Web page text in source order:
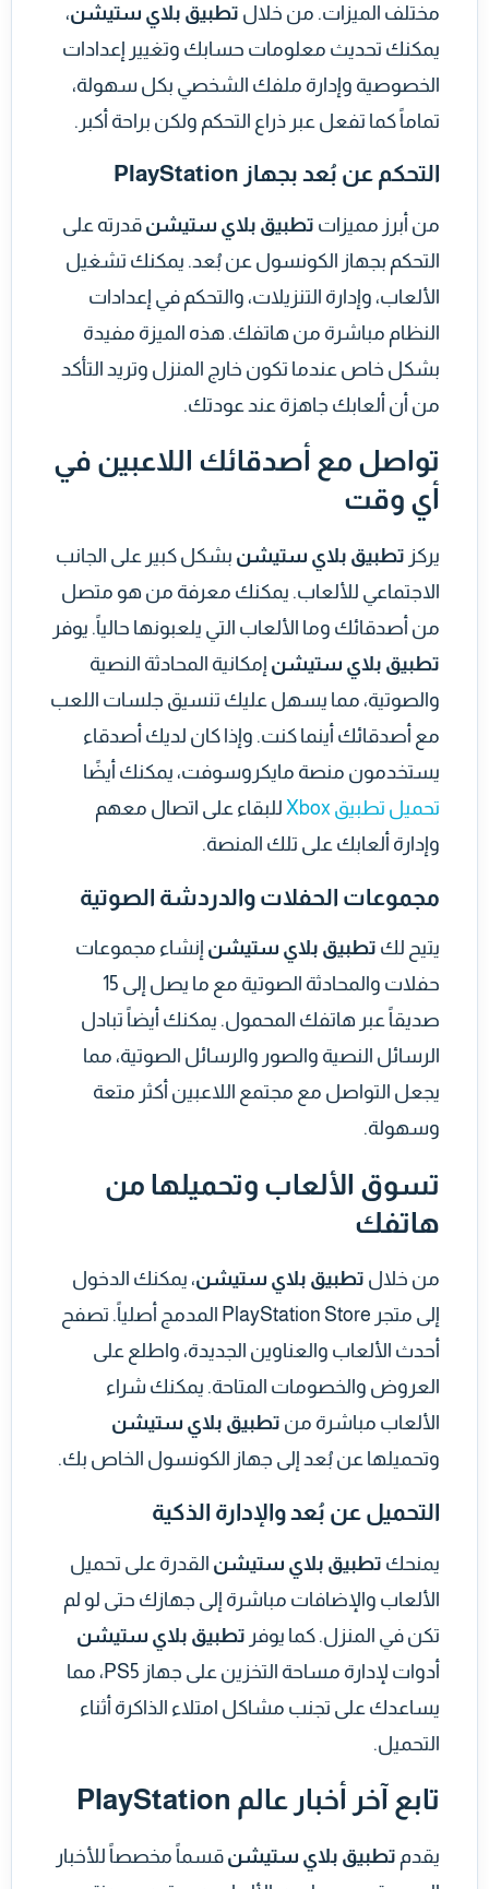
مختلف الميزات. من خلال تطبيق بلاي ستيشن،
يمكنك تحديث معلومات حسابك وتغيير إعدادات
الخصوصية وإدارة ملفك الشخصي بكل سهولة،
تماماً كما تفعل عبر ذراع التحكم ولكن براحة أكبر.
التحكم عن بُعد بجهاز PlayStation
من أبرز مميزات تطبيق بلاي ستيشن قدرته على
التحكم بجهاز الكونسول عن بُعد. يمكنك تشغيل
الألعاب، وإدارة التنزيلات، والتحكم في إعدادات
النظام مباشرة من هاتفك. هذه الميزة مفيدة
بشكل خاص عندما تكون خارج المنزل وتريد التأكد
من أن ألعابك جاهزة عند عودتك.
تواصل مع أصدقائك اللاعبين في
أي وقت
يركز تطبيق بلاي ستيشن بشكل كبير على الجانب
الاجتماعي للألعاب. يمكنك معرفة من هو متصل
من أصدقائك وما الألعاب التي يلعبونها حالياً. يوفر
تطبيق بلاي ستيشن إمكانية المحادثة النصية
والصوتية، مما يسهل عليك تنسيق جلسات اللعب
مع أصدقائك أينما كنت. وإذا كان لديك أصدقاء
يستخدمون منصة مايكروسوفت، يمكنك أيضًا
تحميل تطبيق Xbox
للبقاء على اتصال معهم
وإدارة ألعابك على تلك المنصة.
مجموعات الحفلات والدردشة الصوتية
يتيح لك تطبيق بلاي ستيشن إنشاء مجموعات
حفلات والمحادثة الصوتية مع ما يصل إلى 15
صديقاً عبر هاتفك المحمول. يمكنك أيضاً تبادل
الرسائل النصية والصور والرسائل الصوتية، مما
يجعل التواصل مع مجتمع اللاعبين أكثر متعة
وسهولة.
تسوق الألعاب وتحميلها من
هاتفك
من خلال تطبيق بلاي ستيشن، يمكنك الدخول
إلى متجر PlayStation Store المدمج أصلياً. تصفح
أحدث الألعاب والعناوين الجديدة، واطلع على
العروض والخصومات المتاحة. يمكنك شراء
الألعاب مباشرة من تطبيق بلاي ستيشن
وتحميلها عن بُعد إلى جهاز الكونسول الخاص بك.
التحميل عن بُعد والإدارة الذكية
يمنحك تطبيق بلاي ستيشن القدرة على تحميل
الألعاب والإضافات مباشرة إلى جهازك حتى لو لم
تكن في المنزل. كما يوفر تطبيق بلاي ستيشن
أدوات لإدارة مساحة التخزين على جهاز PS5، مما
يساعدك على تجنب مشاكل امتلاء الذاكرة أثناء
التحميل.
تابع آخر أخبار عالم PlayStation
يقدم تطبيق بلاي ستيشن قسماً مخصصاً للأخبار